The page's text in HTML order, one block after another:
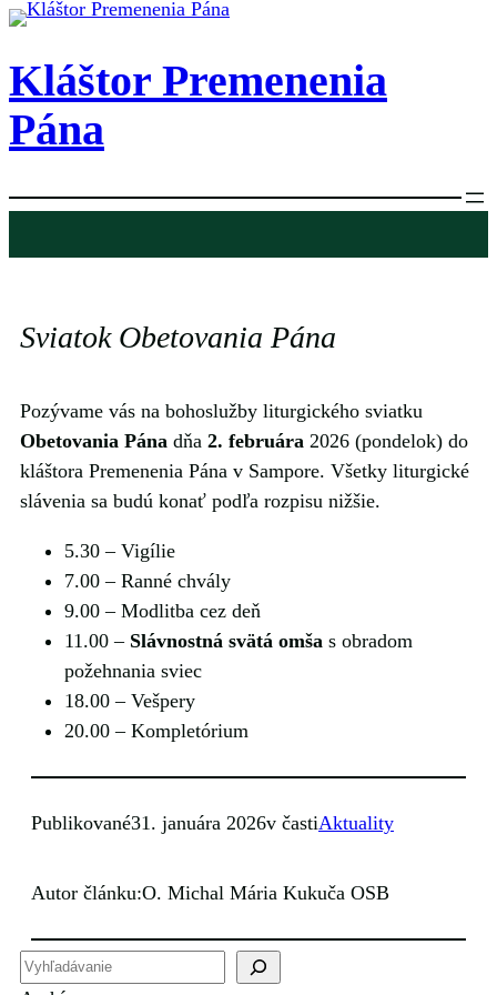
Prejsť
obsah
Kláštor Premenenia
Pána
Sviatok Obetovania Pána
Pozývame vás na bohoslužby liturgického sviatku
Obetovania Pána dňa 2. februára 2026 (pondelok) do
kláštora Premenenia Pána v Sampore. Všetky liturgické
slávenia sa budú konať podľa rozpisu nižšie.
5.30 ‒ Vigílie
7.00 ‒ Ranné chvály
9.00 ‒ Modlitba cez deň
11.00 ‒ Slávnostná svätá omša s obradom
požehnania sviec
18.00 ‒ Vešpery
20.00 ‒ Kompletórium
Publikované31. januára 2026v častiAktuality
Autor článku:O. Michal Mária Kukuča OSB
H